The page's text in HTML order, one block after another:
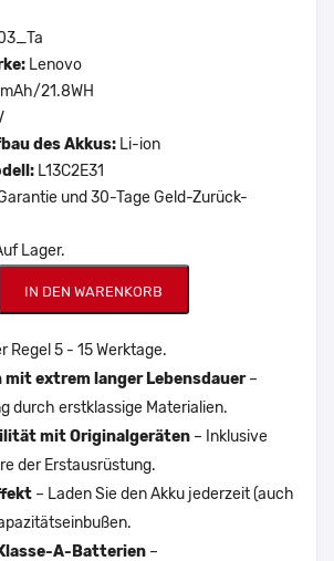
Lenovo
21.8WH
des Akkus: Li-ion
L13C2E31
und 30-Tage Geld-Zurück-
Lager.
IN DEN WARENKORB
Regel 5 - 15 Werktage.
mit extrem langer Lebensdauer–
durch erstklassige Materialien.
mit Originalgeräten – Inklusive
der Erstausrüstung.
– Laden Sie den Akku jederzeit (auch
A-Batterien –